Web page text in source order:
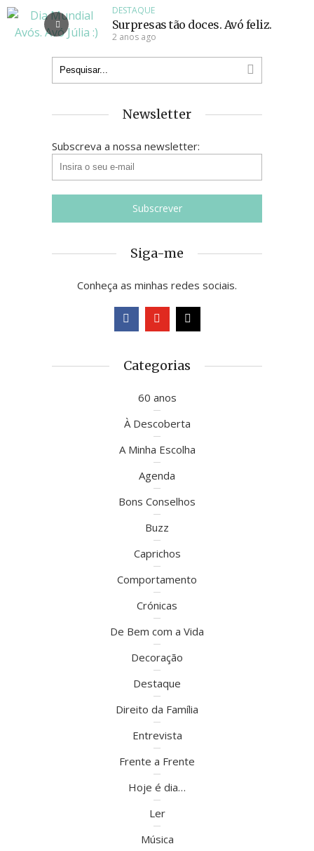
DESTAQUE
Surpresas tão doces. Avó feliz.
2 anos ago
Newsletter
Subscreva a nossa newsletter:
Siga-me
Conheça as minhas redes sociais.
Categorias
60 anos
À Descoberta
A Minha Escolha
Agenda
Bons Conselhos
Buzz
Caprichos
Comportamento
Crónicas
De Bem com a Vida
Decoração
Destaque
Direito da Família
Entrevista
Frente a Frente
Hoje é dia…
Ler
Música